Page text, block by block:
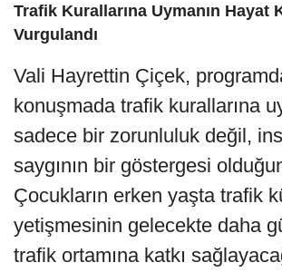
Trafik Kurallarına Uymanın Hayat
Vurgulandı
Vali Hayrettin Çiçek,
konuşmada trafik kurallarına
sadece bir zorunluluk değil,
saygının bir göstergesi
Çocukların erken yaşta trafik
yetişmesinin gelecekte daha
trafik ortamına katkı